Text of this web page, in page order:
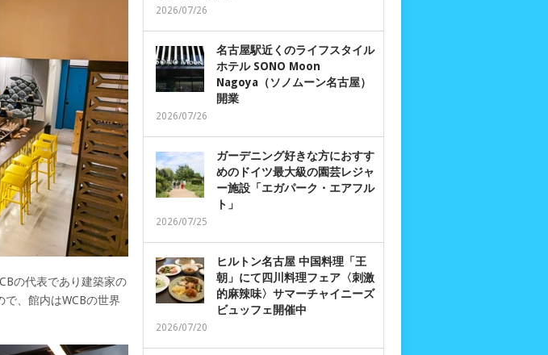
の代表であり建築家の
、館内はWCBの世界
2026/07/26
名古屋駅近くのライフスタイル
ホテル SONO Moon
Nagoya（ソノムーン名古屋）
開業
2026/07/26
ガーデニング好きな方におすす
めのドイツ最大級の園芸レジャ
ー施設「エガパーク・エアフル
ト」
2026/07/25
ヒルトン名古屋 中国料理「王
朝」にて四川料理フェア〈刺激
的麻辣味〉サマーチャイニーズ
ビュッフェ開催中
2026/07/20